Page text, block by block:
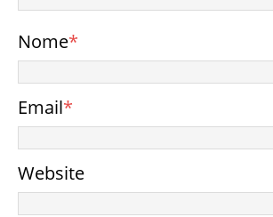
Nome*
Email*
Website